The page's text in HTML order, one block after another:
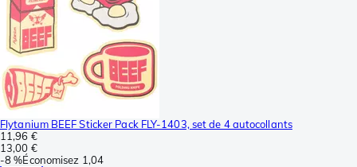
Flytanium BEEF Sticker Pack FLY-1403, set de 4 autocollants
11,96 €
13,00 €
-8 %Économisez 1,04